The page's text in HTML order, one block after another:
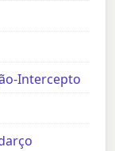
Intercepto